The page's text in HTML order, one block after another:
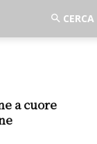
a cuore